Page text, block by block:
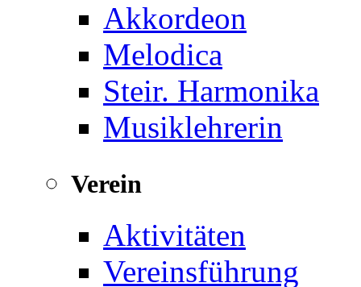
Akkordeon
Melodica
Steir. Harmonika
Musiklehrerin
Verein
Aktivitäten
Vereinsführung